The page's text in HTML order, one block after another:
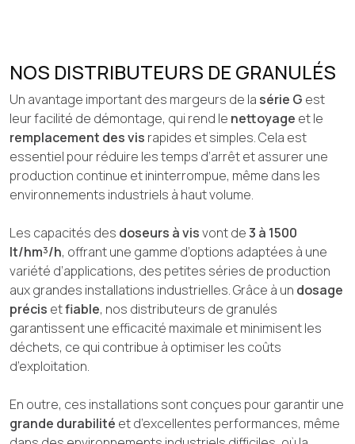
NOS DISTRIBUTEURS DE GRANULÉS
Un avantage important des margeurs de la série G est
leur facilité de démontage, qui rend le nettoyage et le
remplacement des vis rapides et simples. Cela est
essentiel pour réduire les temps d’arrêt et assurer une
production continue et ininterrompue, même dans les
environnements industriels à haut volume.
Les capacités des doseurs à visvont de3 à 1500
lt/hm³/h, offrant une gamme d’options adaptées à une
variété d’applications, des petites séries de production
aux grandes installations industrielles. Grâce à un dosage
précis etfiable, nos distributeurs de granulés
garantissent une efficacité maximale et minimisent les
déchets, ce qui contribue à optimiser les coûts
d’exploitation.
En outre, ces installations sont conçues pour garantir une
grande durabilité et d’excellentes performances, même